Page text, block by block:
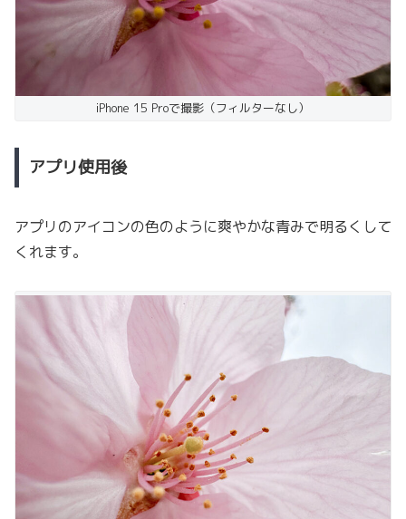
iPhone 15 Proで撮影（フィルターなし）
アプリ使用後
アプリのアイコンの色のように爽やかな青みで明るくして
くれます。